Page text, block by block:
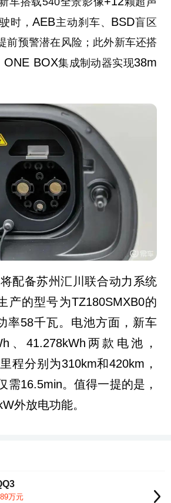
时，AEB主动刹车、 BSD盲区
前预警潜在风险；此外新车还搭
ONE BOX集成制动器实现38m
配备苏州汇川联合动力系统
产的型号为TZ180SMXB0的
率58千瓦。电池方面，新车
、41.278kWh两款电池，
程分别为310km和420km，
需16.5min。值得一提的是，
外放电功能。
万元